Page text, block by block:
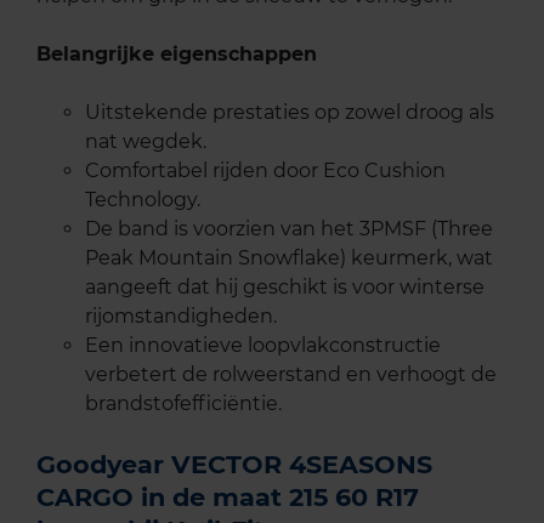
Belangrijke eigenschappen
Uitstekende prestaties op zowel droog als
nat wegdek.
Comfortabel rijden door Eco Cushion
Technology.
De band is voorzien van het 3PMSF (Three
Peak Mountain Snowflake) keurmerk, wat
aangeeft dat hij geschikt is voor winterse
rijomstandigheden.
Een innovatieve loopvlakconstructie
verbetert de rolweerstand en verhoogt de
brandstofefficiëntie.
Goodyear VECTOR 4SEASONS
CARGO in de maat 215 60 R17